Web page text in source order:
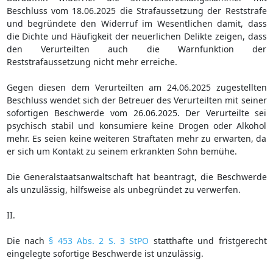
Beschluss vom 18.06.2025 die Strafaussetzung der Reststrafe
und begründete den Widerruf im Wesentlichen damit, dass
die Dichte und Häufigkeit der neuerlichen Delikte zeigen, dass
den Verurteilten auch die Warnfunktion der
Reststrafaussetzung nicht mehr erreiche.
Gegen diesen dem Verurteilten am 24.06.2025 zugestellten
Beschluss wendet sich der Betreuer des Verurteilten mit seiner
sofortigen Beschwerde vom 26.06.2025. Der Verurteilte sei
psychisch stabil und konsumiere keine Drogen oder Alkohol
mehr. Es seien keine weiteren Straftaten mehr zu erwarten, da
er sich um Kontakt zu seinem erkrankten Sohn bemühe.
Die Generalstaatsanwaltschaft hat beantragt, die Beschwerde
als unzulässig, hilfsweise als unbegründet zu verwerfen.
II.
Die nach § 453 Abs. 2 S. 3 StPO statthafte und fristgerecht
eingelegte sofortige Beschwerde ist unzulässig.